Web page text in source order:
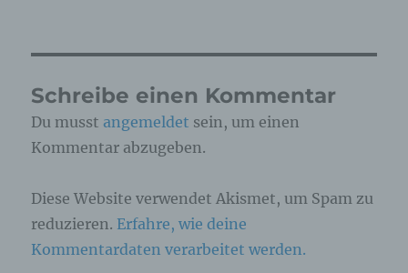
Schreibe einen Kommentar
Du musst angemeldet sein, um einen
Kommentar abzugeben.
Diese Website verwendet Akismet, um Spam zu
reduzieren. Erfahre, wie deine
Kommentardaten verarbeitet werden.